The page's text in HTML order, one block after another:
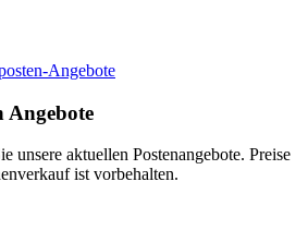
Angebote
Angebote
unsere aktuellen Postenangebote. Preise
ist vorbehalten.